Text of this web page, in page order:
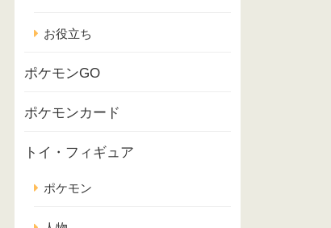
お役立ち
ポケモンGO
ポケモンカード
トイ・フィギュア
ポケモン